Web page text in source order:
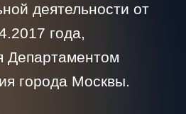
деятельности от
года,
Департаментом
города Москвы.